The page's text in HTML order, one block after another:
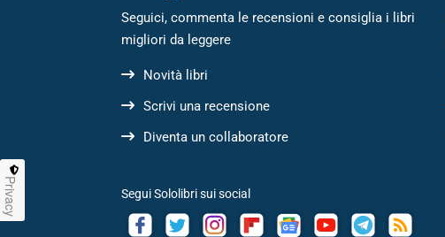
Seguici, commenta le recensioni e consiglia i libri
migliori da leggere
Novità libri
Scrivi una recensione
Diventa un collaboratore
Segui Sololibri sui social
Privacy